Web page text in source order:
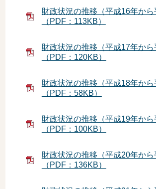
財政状況の推移（平成16年から
（PDF：113KB）
財政状況の推移（平成17年から
（PDF：120KB）
財政状況の推移（平成18年から
（PDF：58KB）
財政状況の推移（平成19年から
（PDF：100KB）
財政状況の推移（平成20年から
（PDF：136KB）